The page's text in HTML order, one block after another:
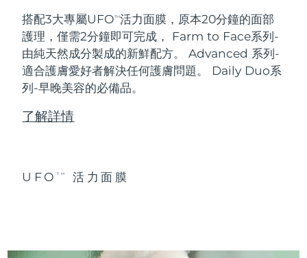
搭配3大專屬UFOTM活力面膜，原本20分鐘的面部
護理，僅需2分鐘即可完成，
Farm to Face系列-
由純天然成分製成的新鮮配方。 Advanced 系列-
適合護膚愛好者解決任何護膚問題。 Daily Duo系
列-早晚美容的必備品。
了解詳情
UFO TM 活力面膜